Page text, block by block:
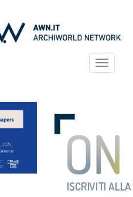
Toggle